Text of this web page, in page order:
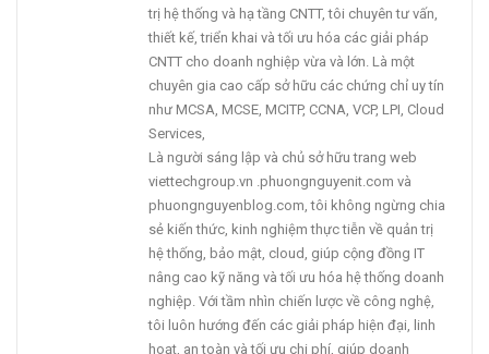
trị hệ thống và hạ tầng CNTT, tôi chuyên tư vấn,
thiết kế, triển khai và tối ưu hóa các giải pháp
CNTT cho doanh nghiệp vừa và lớn. Là một
chuyên gia cao cấp sở hữu các chứng chỉ uy tín
như MCSA, MCSE, MCITP, CCNA, VCP, LPI, Cloud
Services,
Là người sáng lập và chủ sở hữu trang web
viettechgroup.vn .phuongnguyenit.com và
phuongnguyenblog.com, tôi không ngừng chia
sẻ kiến thức, kinh nghiệm thực tiễn về quản trị
hệ thống, bảo mật, cloud, giúp cộng đồng IT
nâng cao kỹ năng và tối ưu hóa hệ thống doanh
nghiệp. Với tầm nhìn chiến lược về công nghệ,
tôi luôn hướng đến các giải pháp hiện đại, linh
hoạt, an toàn và tối ưu chi phí, giúp doanh